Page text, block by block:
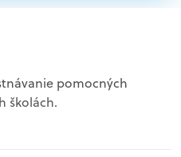
pomocných
školách.